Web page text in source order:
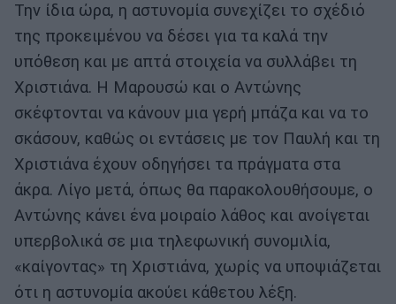
Την ίδια ώρα, η αστυνομία συνεχίζει το σχέδιό
της προκειμένου να δέσει για τα καλά την
υπόθεση και με απτά στοιχεία να συλλάβει τη
Χριστιάνα. Η Μαρουσώ και ο Αντώνης
σκέφτονται να κάνουν μια γερή μπάζα και να το
σκάσουν, καθώς οι εντάσεις με τον Παυλή και τη
Χριστιάνα έχουν οδηγήσει τα πράγματα στα
άκρα. Λίγο μετά, όπως θα παρακολουθήσουμε, ο
Αντώνης κάνει ένα μοιραίο λάθος και ανοίγεται
υπερβολικά σε μια τηλεφωνική συνομιλία,
«καίγοντας» τη Χριστιάνα, χωρίς να υποψιάζεται
ότι η αστυνομία ακούει κάθετου λέξη.